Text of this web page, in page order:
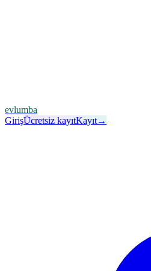
evlumba
GirişÜcretsiz kayıtKayıt→